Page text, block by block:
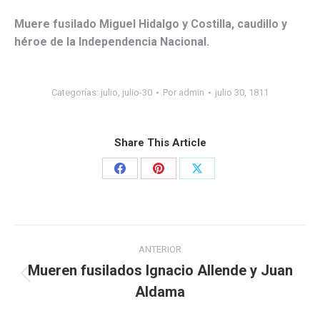
Muere fusilado Miguel Hidalgo y Costilla, caudillo y
héroe de la Independencia Nacional.
Categorías: julio, julio-30 Por admin julio 30, 1811
Share This Article
ANTERIOR
Mueren fusilados Ignacio Allende y Juan
Aldama